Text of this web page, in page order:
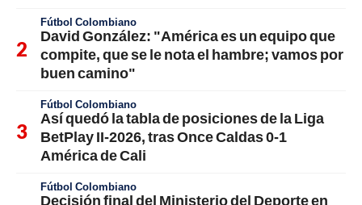
Fútbol Colombiano
David González: "América es un equipo que
compite, que se le nota el hambre; vamos por
buen camino"
Fútbol Colombiano
Así quedó la tabla de posiciones de la Liga
BetPlay II-2026, tras Once Caldas 0-1
América de Cali
Fútbol Colombiano
Decisión final del Ministerio del Deporte en